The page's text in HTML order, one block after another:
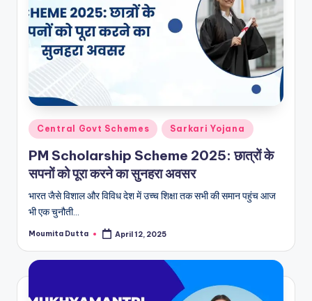
Posted
in
Central Govt Schemes Sarkari Yojana
PM Scholarship Scheme 2025: छात्रों के
सपनों को पूरा करने का सुनहरा अवसर
भारत जैसे विशाल और विविध देश में उच्च शिक्षा तक सभी की समान पहुंच आज
भी एक चुनौती…
Posted
Moumita Dutta April 12, 2025